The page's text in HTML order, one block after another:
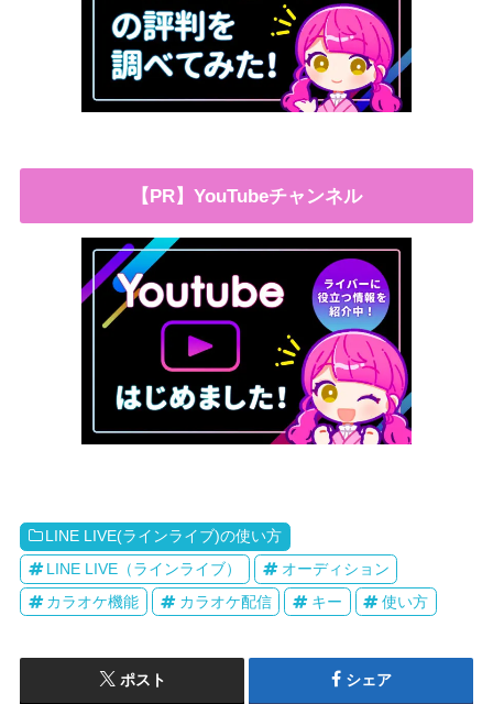
【PR】YouTubeチャンネル
LINE LIVE(ラインライブ)の使い方
LINE LIVE（ラインライブ）
オーディション
カラオケ機能
カラオケ配信 キー 使い方
ポスト シェア